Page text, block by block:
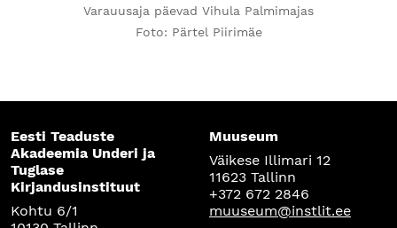
Varauusaja päevad Vihula Palmimajas
Foto: Pärtel Piirimäe
Eesti Teaduste
Akadeemia Underi ja
Tuglase
Kirjandusinstituut
Kohtu 6/1
Muuseum
Väikese Illimari 12
11623 Tallinn
+372 672 2846
muuseum@instlit.ee